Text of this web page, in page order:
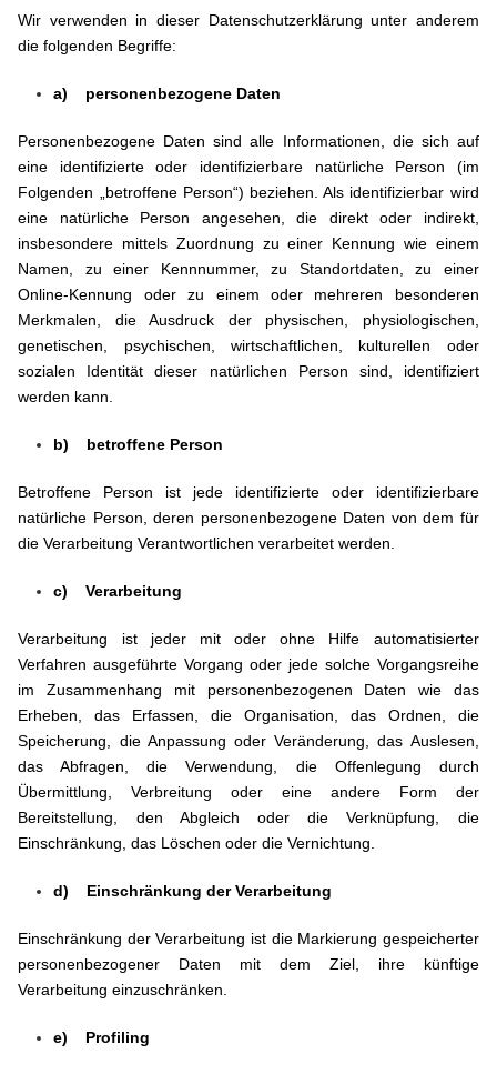
Wir verwenden in dieser Datenschutzerklärung unter anderem
die folgenden Begriffe:
a) personenbezogene Daten
Personenbezogene Daten sind alle Informationen, die sich auf
eine identifizierte oder identifizierbare natürliche Person (im
Folgenden „betroffene Person“) beziehen. Als identifizierbar wird
eine natürliche Person angesehen, die direkt oder indirekt,
insbesondere mittels Zuordnung zu einer Kennung wie einem
Namen, zu einer Kennnummer, zu Standortdaten, zu einer
Online-Kennung oder zu einem oder mehreren besonderen
Merkmalen, die Ausdruck der physischen, physiologischen,
genetischen, psychischen, wirtschaftlichen, kulturellen oder
sozialen Identität dieser natürlichen Person sind, identifiziert
werden kann.
b) betroffene Person
Betroffene Person ist jede identifizierte oder identifizierbare
natürliche Person, deren personenbezogene Daten von dem für
die Verarbeitung Verantwortlichen verarbeitet werden.
c) Verarbeitung
Verarbeitung ist jeder mit oder ohne Hilfe automatisierter
Verfahren ausgeführte Vorgang oder jede solche Vorgangsreihe
im Zusammenhang mit personenbezogenen Daten wie das
Erheben, das Erfassen, die Organisation, das Ordnen, die
Speicherung, die Anpassung oder Veränderung, das Auslesen,
das Abfragen, die Verwendung, die Offenlegung durch
Übermittlung, Verbreitung oder eine andere Form der
Bereitstellung, den Abgleich oder die Verknüpfung, die
Einschränkung, das Löschen oder die Vernichtung.
d) Einschränkung der Verarbeitung
Einschränkung der Verarbeitung ist die Markierung gespeicherter
personenbezogener Daten mit dem Ziel, ihre künftige
Verarbeitung einzuschränken.
e) Profiling